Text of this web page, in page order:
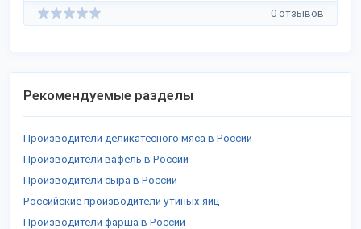
0 отзывов
Рекомендуемые разделы
Производители деликатесного мяса в России
Производители вафель в России
Производители сыра в России
Российские производители утиных яиц
Производители фарша в России